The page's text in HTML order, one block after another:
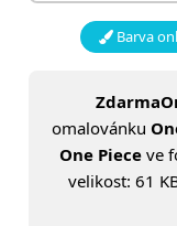
Barva
omalovánku
One Pieceve
velikost: 61